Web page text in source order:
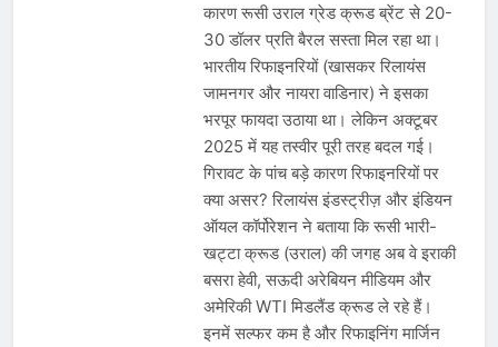
कारण रूसी उराल ग्रेड क्रूड ब्रेंट से 20-
30 डॉलर प्रति बैरल सस्ता मिल रहा था।
भारतीय रिफाइनरियों (खासकर रिलायंस
जामनगर और नायरा वाडिनार) ने इसका
भरपूर फायदा उठाया था। लेकिन अक्टूबर
2025 में यह तस्वीर पूरी तरह बदल गई।
गिरावट के पांच बड़े कारण रिफाइनरियों पर
क्या असर? रिलायंस इंडस्ट्रीज़ और इंडियन
ऑयल कॉर्पोरेशन ने बताया कि रूसी भारी-
खट्टा क्रूड (उराल) की जगह अब वे इराकी
बसरा हेवी, सऊदी अरेबियन मीडियम और
अमेरिकी WTI मिडलैंड क्रूड ले रहे हैं।
इनमें सल्फर कम है और रिफाइनिंग मार्जिन